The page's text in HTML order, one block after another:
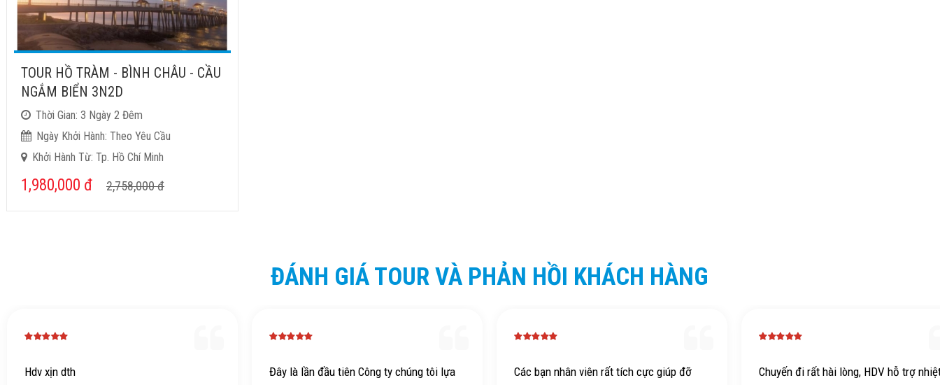
TOUR HỒ TRÀM - BÌNH CHÂU - CẦU
NGẮM BIỂN 3N2D
Thời Gian: 3 Ngày 2 Đêm
Ngày Khởi Hành: Theo Yêu Cầu
Khởi Hành Từ: Tp. Hồ Chí Minh
1,980,000 đ 2,758,000đ
ĐÁNH GIÁ TOUR VÀ PHẢN HỒI KHÁCH HÀNG
Hdv xịn dth
Đây là lần đầu tiên Công ty chúng tôi lựa
Các bạn nhân viên rất tích cực giúp đỡ
Chuyến đi rất hài lòng, HDV hỗ trợ